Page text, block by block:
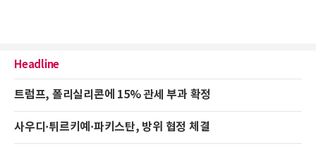
Headline
트럼프, 폴리실리콘에 15% 관세 부과 확정
사우디·튀르키예·파키스탄, 방위 협정 체결